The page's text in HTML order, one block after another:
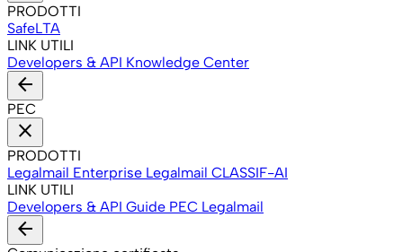
PRODOTTI
SafeLTA
LINK UTILI
Developers & API Knowledge Center
arrow_back
PEC
close
PRODOTTI
Legalmail Enterprise Legalmail CLASSIF-AI
LINK UTILI
Developers & API Guide PEC Legalmail
arrow_back